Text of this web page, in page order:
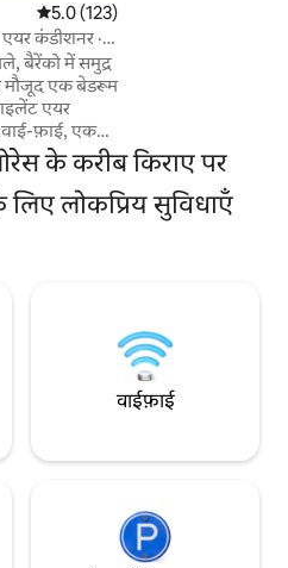
औसत रेटिंग 5 में से 5.0, 123 समीक्षाएँ
5.0 (123)
कंडीशनर ·
बैरेंको में समुद्र
मौजूद एक बेडरूम
एयर
फ़ाई, एक
इमारत में
सनसेट देखने
माइडो जाएँ,
रेस्टोरेंट घोषित
के करीब किराए पर
लोकप्रिय सुविधाएँ
वाईफ़ाई